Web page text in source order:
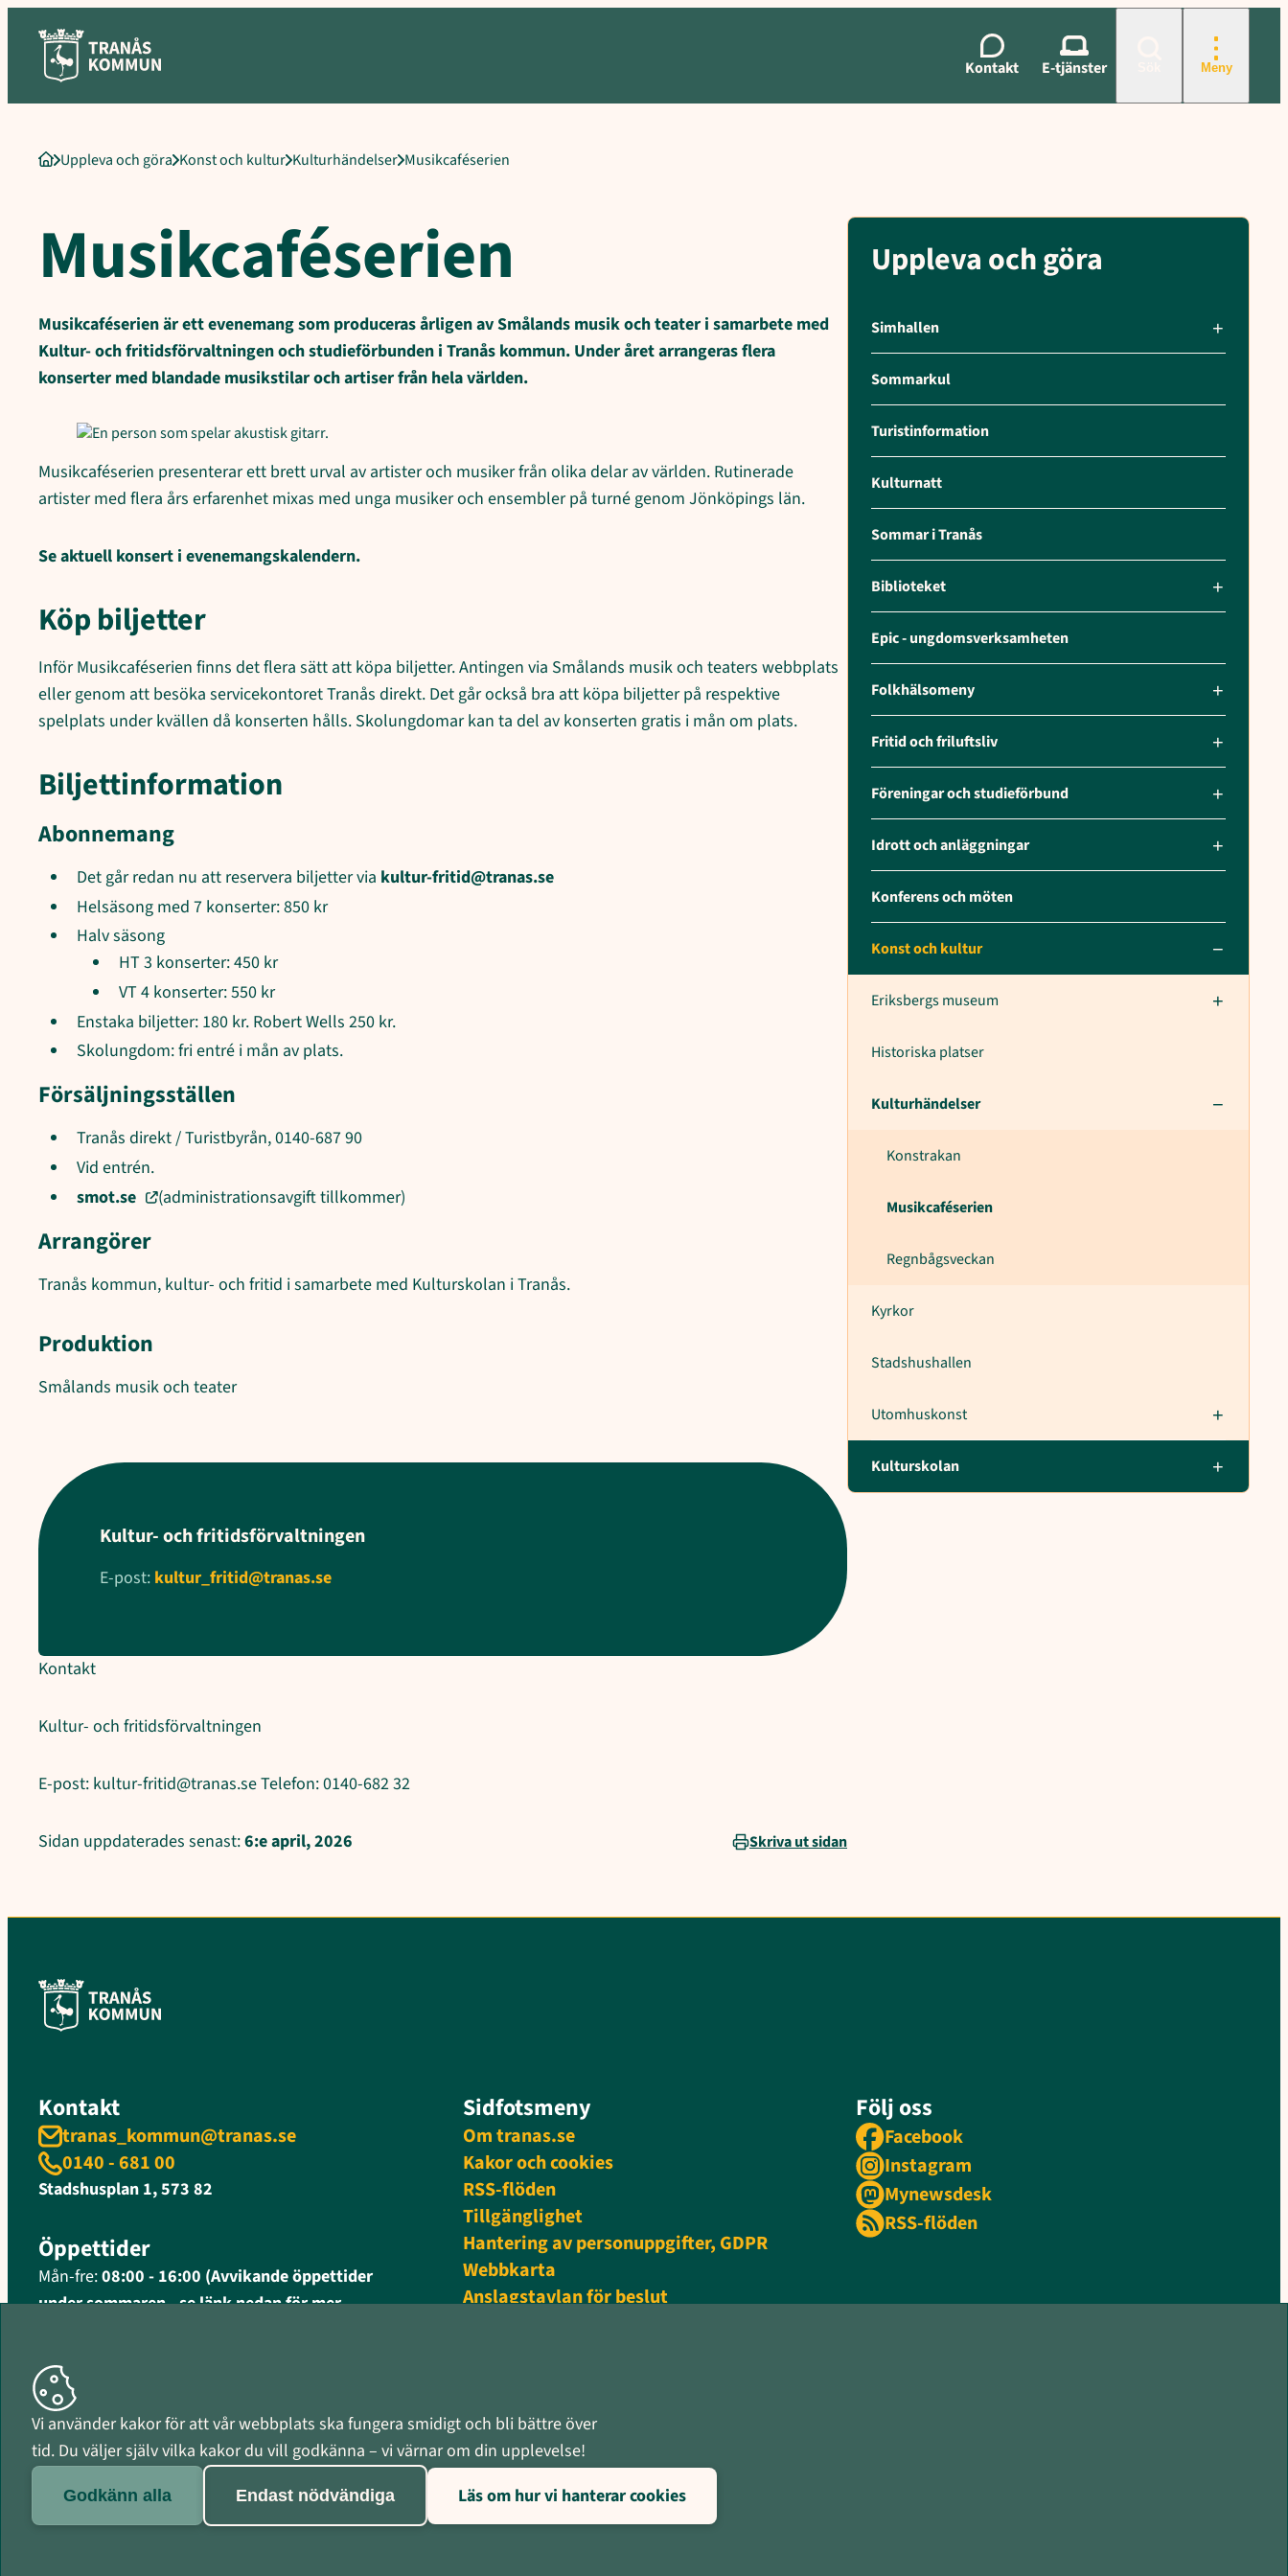
innehåll
Kontakt E-tjänster Meny
Startsida
Uppleva och göra Konst och kultur Kulturhändelser Musikcaféserien
Musikcaféserien
Musikcaféserien är ett evenemang som produceras årligen av Smålands musik och teater i samarbete med
Kultur- och fritidsförvaltningen och studieförbunden i Tranås kommun. Under året arrangeras flera
konserter med blandade musikstilar och artiser från hela världen.
Musikcaféserien presenterar ett brett urval av artister och musiker från olika delar av världen. Rutinerade
artister med flera års erfarenhet mixas med unga musiker och ensembler på turné genom Jönköpings län.
Se aktuell konsert i evenemangskalendern.
Köp biljetter
Inför Musikcaféserien finns det flera sätt att köpa biljetter. Antingen via Smålands musik och teaters webbplats
eller genom att besöka servicekontoret Tranås direkt. Det går också bra att köpa biljetter på respektive
spelplats under kvällen då konserten hålls. Skolungdomar kan ta del av konserten gratis i mån om plats.
Biljettinformation
Abonnemang
Det går redan nu att reservera biljetter via kultur-fritid@tranas.se
Helsäsong med 7 konserter: 850 kr
Halv säsong
HT 3 konserter: 450 kr
VT 4 konserter: 550 kr
Enstaka biljetter: 180 kr. Robert Wells 250 kr.
Skolungdom: fri entré i mån av plats.
Försäljningsställen
Tranås direkt / Turistbyrån, 0140-687 90
Vid entrén.
smot.se
(administrationsavgift tillkommer)
Arrangörer
Tranås kommun, kultur- och fritid i samarbete med Kulturskolan i Tranås.
Produktion
Smålands musik och teater
Kultur- och fritidsförvaltningen
E-post: kultur_fritid@tranas.se
Kontakt
Kultur- och fritidsförvaltningen
E-post: kultur-fritid@tranas.se Telefon: 0140-682 32
Sidan uppdaterades senast:6:e april, 2026 Skriva ut sidan
Uppleva och göra
Simhallen
Sommarkul
Turistinformation
Kulturnatt
Sommar i Tranås
Biblioteket
Epic - ungdomsverksamheten
Folkhälsomeny
Fritid och friluftsliv
Föreningar och studieförbund
Idrott och anläggningar
Konferens och möten
Konst och kultur
Eriksbergs museum
Historiska platser
Kulturhändelser
Konstrakan
Musikcaféserien
Regnbågsveckan
Kyrkor
Stadshushallen
Utomhuskonst
Kulturskolan
Kontakt
tranas_kommun@tranas.se
0140 - 681 00
Stadshusplan 1, 573 82
Öppettider
Mån-fre:08:00 - 16:00 (Avvikande öppettider
under sommaren - se länk nedan för mer
Organisationsnummer
212000-0597
Sidfotsmeny
Om tranas.se
Kakor och cookies
RSS-flöden
Tillgänglighet
Hantering av personuppgifter, GDPR
Webbkarta
Anslagstavlan för beslut
Följ oss
Facebook
Instagram
Mynewsdesk
RSS-flöden
Vi använder kakor för att vår webbplats ska fungera smidigt och bli bättre över
tid. Du väljer själv vilka kakor du vill godkänna – vi värnar om din upplevelse!
Godkänn alla Endast nödvändiga Läs om hur vi hanterar cookies